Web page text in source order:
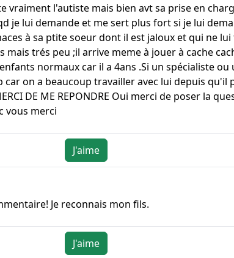
vraiment l'autiste mais bien avt sa prise en
je lui demande et me sert plus fort si je lui
à sa ptite soeur dont il est jaloux et qui ne
mais trés peu ;il arrive meme à jouer à cache
normaux car il a 4ans .Si un spécialiste
car on a beaucoup travailler avec lui depuis
DE ME REPONDRE Oui merci de poser la
vous merci
J'aime
Je reconnais mon fils.
J'aime